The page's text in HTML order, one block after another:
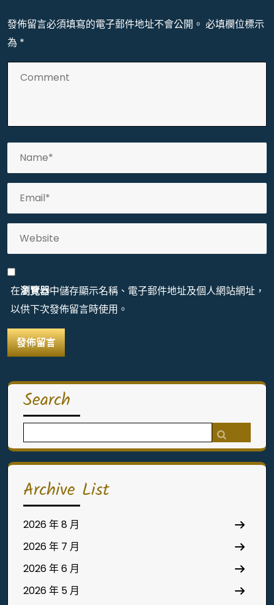
發佈留言必須填寫的電子郵件地址不會公開。 必填欄位標示
為 *
在瀏覽器中儲存顯示名稱、電子郵件地址及個人網站網址，
以供下次發佈留言時使用。
Search
for:
Archive List
2026 年 8 月
2026 年 7 月
2026 年 6 月
2026 年 5 月